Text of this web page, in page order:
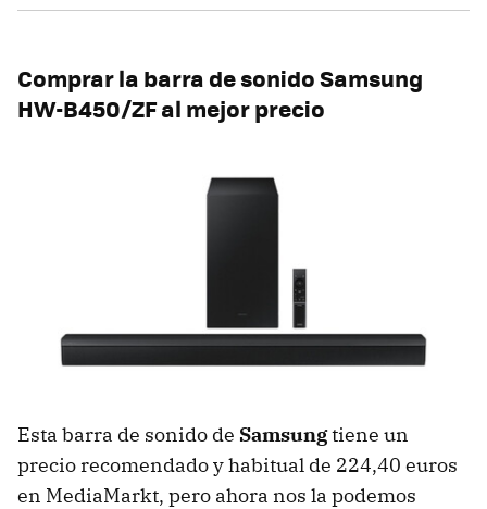
Comprar la barra de sonido Samsung
HW-B450/ZF al mejor precio
Esta barra de sonido de Samsungtiene un
precio recomendado y habitual de 224,40 euros
en MediaMarkt, pero ahora nos la podemos